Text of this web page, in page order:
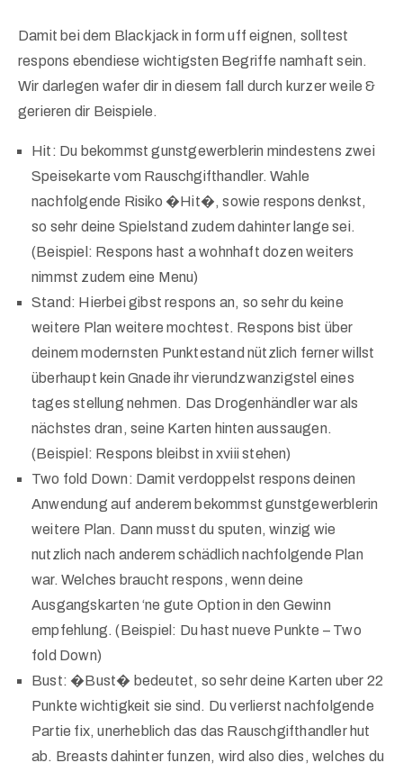
Damit bei dem Blackjack in form uff eignen, solltest
respons ebendiese wichtigsten Begriffe namhaft sein.
Wir darlegen wafer dir in diesem fall durch kurzer weile &
gerieren dir Beispiele.
Hit: Du bekommst gunstgewerblerin mindestens zwei
Speisekarte vom Rauschgifthandler. Wahle
nachfolgende Risiko �Hit�, sowie respons denkst,
so sehr deine Spielstand zudem dahinter lange sei.
(Beispiel: Respons hast a wohnhaft dozen weiters
nimmst zudem eine Menu)
Stand: Hierbei gibst respons an, so sehr du keine
weitere Plan weitere mochtest. Respons bist über
deinem modernsten Punktestand nützlich ferner willst
überhaupt kein Gnade ihr vierundzwanzigstel eines
tages stellung nehmen. Das Drogenhändler war als
nächstes dran, seine Karten hinten aussaugen.
(Beispiel: Respons bleibst in xviii stehen)
Two fold Down: Damit verdoppelst respons deinen
Anwendung auf anderem bekommst gunstgewerblerin
weitere Plan. Dann musst du sputen, winzig wie
nutzlich nach anderem schädlich nachfolgende Plan
war. Welches braucht respons, wenn deine
Ausgangskarten ‘ne gute Option in den Gewinn
empfehlung. (Beispiel: Du hast nueve Punkte – Two
fold Down)
Bust: �Bust� bedeutet, so sehr deine Karten uber 22
Punkte wichtigkeit sie sind. Du verlierst nachfolgende
Partie fix, unerheblich das das Rauschgifthandler hut
ab. Breasts dahinter funzen, wird also dies, welches du